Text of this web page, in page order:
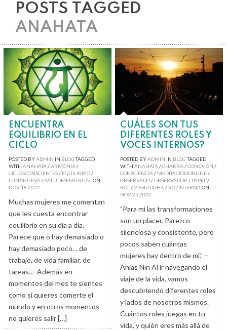
POSTS TAGGED
ANAHATA
ENCUENTRA
EQUILIBRIO EN EL
CICLO
POSTED BYADMIN IN BLOGTAGGED
WITH ANAHATA /ARMONÍA /
CICLOSCONSCIENTES/ EQUILIBRIO/
LUNANUEVA /SALUDMENSTRUAL ON
NOV 18 2022
Muchas mujeres me comentan
que les cuesta encontrar
equilibrio en su día a día.
Parece que o hay demasiado o
hay demasiado poco… de
trabajo, de vida familiar, de
tareas… Además en
momentos del mes te sientes
como si quieres comerte el
mundo y en otros momentos
no quieres salir […]
CUÁLES SON TUS
DIFERENTES ROLES Y
VOCES INTERNOS?
POSTED BYADMIN IN BLOGTAGGED
WITH ANAHATA /CHAKRA /CONEXIÓN /
CONSCIENCIA / MEDITACIÓNONLINE/
OBSERVADO/OBSERVADOR / PAPEL /
ROL /VISHUDDHA /VOZINTERNA ON
NOV25 2020
”Para mi las transformaciones
son un placer. Parezco
silenciosa y consistente, pero
pocos saben cuántas
mujeres hay dentro de mi.” –
Anias Nïn Al ir navegando el
viaje de la vida, vamos
descubriendo diferentes roles
y lados de nosotros mismos.
Cuántos roles juegas en tu
vida, y quién eres más allá de